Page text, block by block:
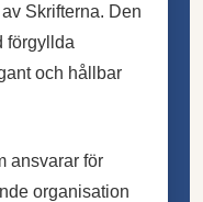
Skrifterna. Den
förgyllda
och hållbar
ansvarar för
organisation